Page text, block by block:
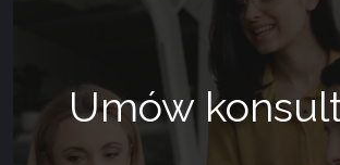
Umów